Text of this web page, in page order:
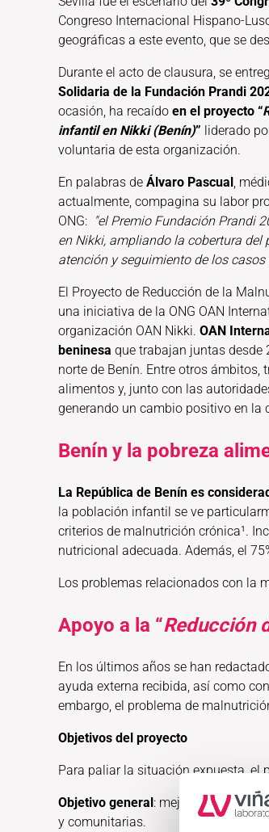
Congreso Internacional Hispano-
geográficas a este evento, que se
Durante el acto de clausura, se
Solidaria de la Fundación Prandi
ocasión, ha recaído en el proyecto “
infantil en Nikki (Benín)” liderado
voluntaria de esta organización.
En palabras de Álvaro Pascual ,
actualmente, compagina su labor
ONG: "el Premio Fundación Prandi
en Nikki, ampliando la cobertura
atención y seguimiento de los
El Proyecto de Reducción de la
una iniciativa de la ONG OAN
organización OAN Nikki. OAN
beninesa que trabajan juntas desde
norte de Benín. Entre otros
alimentos y, junto con las
generando un cambio positivo en la
Benín y la pobreza
La República de Benín es
la población infantil se ve
criterios de malnutrición crónica¹.
nutricional adecuada. Además, el
Los problemas relacionados con la
Apoyo a la “Reducción
En los últimos años se han
ayuda externa recibida, así como
embargo, el problema de
Objetivos del proyecto
Para paliar la situación expuesta, el
Objetivo general : mejorar el estado
y comunitarias.